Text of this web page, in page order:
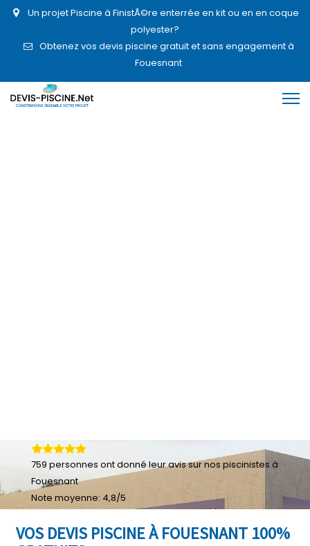
Un projet Piscine à FinistÃ©re enterrée en kit ou en en coque
polyester?
Obtenez vos devis piscine gratuit et sans engagement à
Fouesnant
VOS DEVIS PISCINE À FOUESNANT 100%
759 personnes ont donné leuravis sur nos piscinistes à
Fouesnant
Note moyenne: 4,8/5